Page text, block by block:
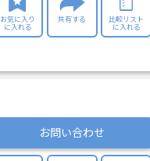
お気に入り
に入れる
共有する
比較リスト
に入れる
お問い合わせ